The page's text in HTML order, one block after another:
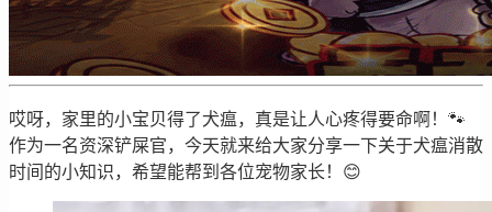
哎呀，家里的小宝贝得了犬瘟，真是让人心疼得要命啊！🐾
作为一名资深铲屎官，今天就来给大家分享一下关于犬瘟消散
时间的小知识，希望能帮到各位宠物家长！😊